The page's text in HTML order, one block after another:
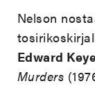
Nelson
Edward
Murders